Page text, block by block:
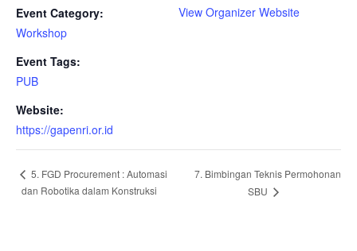
Event Category:
Workshop
Event Tags:
PUB
Website:
https://gapenri.or.id
View Organizer Website
Event
5. FGD Procurement : Automasi
dan Robotika dalam Konstruksi
7. Bimbingan Teknis Permohonan
SBU